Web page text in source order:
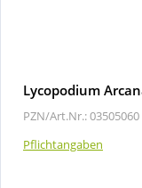
Lycopodium
PZN/Art.Nr.: 03505060
Pflichtangaben